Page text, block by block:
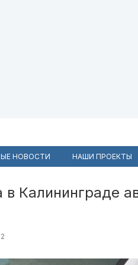
НОВОСТИ НАШИ ПРОЕКТЫ
Калининграде